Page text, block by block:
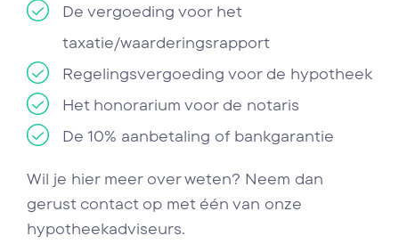
De vergoeding voor het
taxatie/waarderingsrapport
Regelingsvergoeding voor de hypotheek
Het honorarium voor de notaris
De 10% aanbetaling of bankgarantie
Wil je hier meer over weten? Neem dan
gerust contact op met één van onze
hypotheekadviseurs.